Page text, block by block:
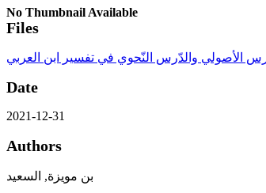
No Thumbnail Available
Files
Date
2021-12-31
Authors
بن مويزة, السعيد